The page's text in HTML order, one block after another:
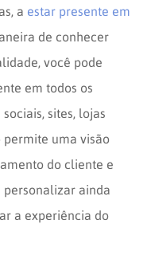
a estar presente em
de conhecer
você pode
em todos os
sites, lojas
permite uma visão
do cliente e
personalizar ainda
a experiência do